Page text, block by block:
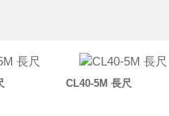
CL40-5M 長尺